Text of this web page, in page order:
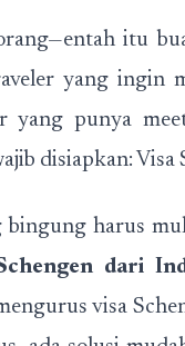
itu
yang ingin
yang punya
disiapkan: Visa
harus
dari
visa